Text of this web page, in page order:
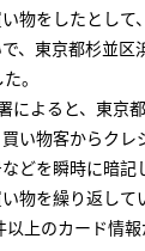
物をしたとして
、東京都杉並区
。
によると、東京
い物客からクレ
どを瞬時に暗記
物を繰り返して
以上のカード情